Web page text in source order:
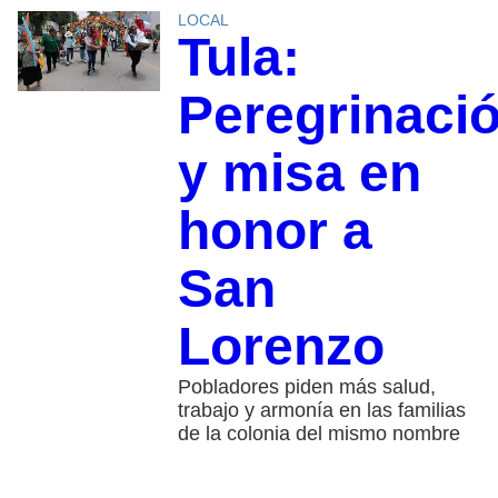
LOCAL
Tula:
y misa en
honor a
San
Lorenzo
Pobladores piden más salud,
trabajo y armonía en las familias
de la colonia del mismo nombre